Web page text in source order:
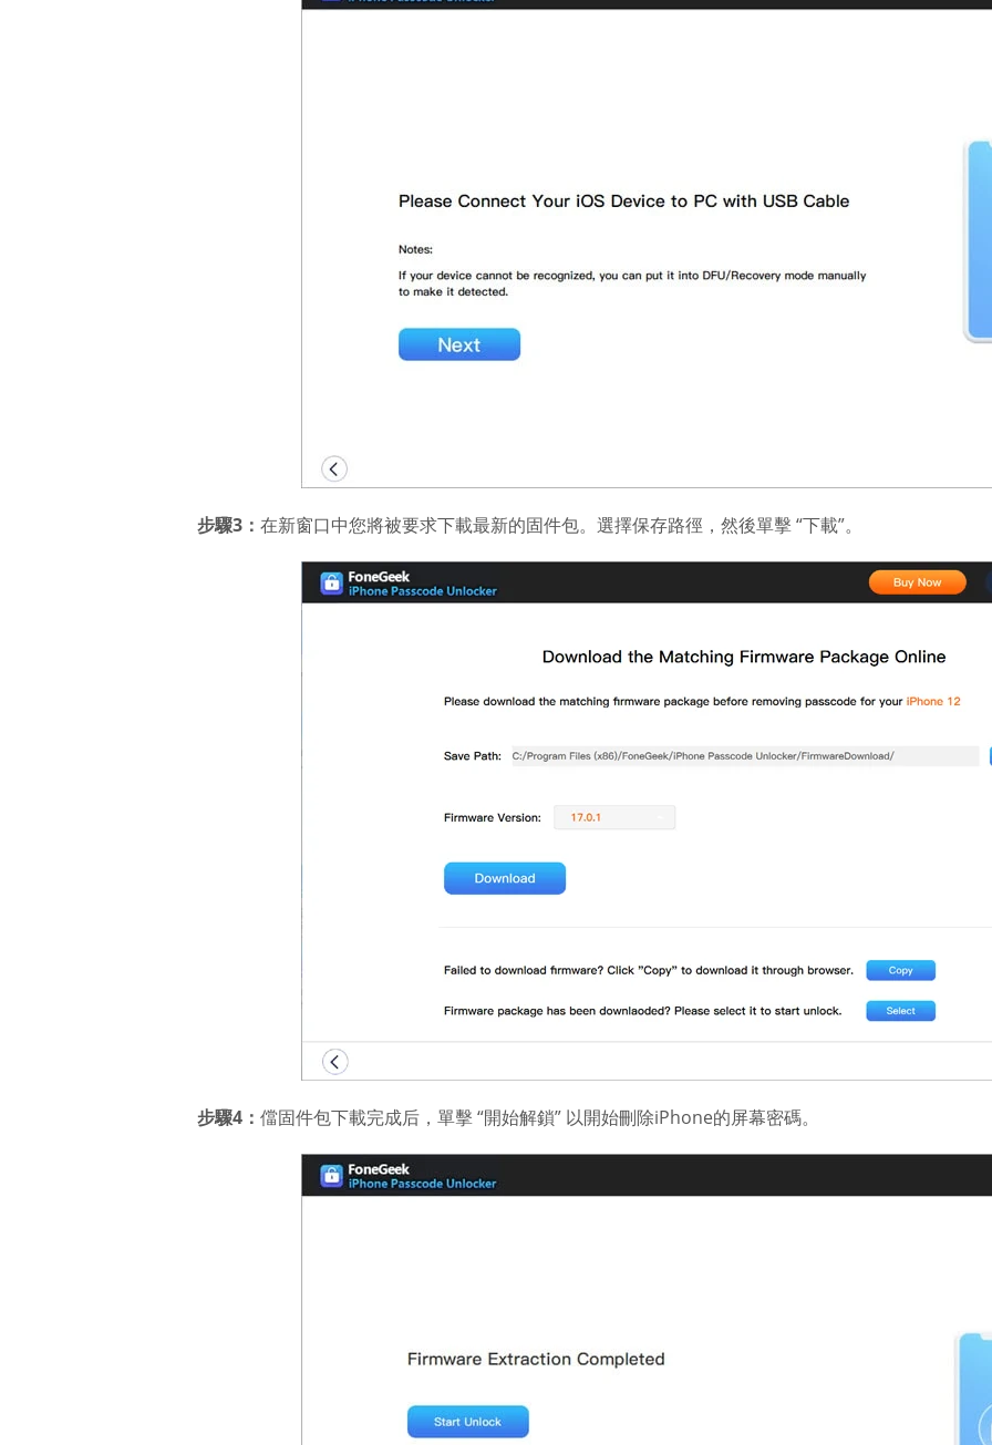
步驟3： 在新窗口中您將被要求下載最新的固件包。選擇保存路徑，然後單擊 “下載”。
步驟4： 儅固件包下載完成后，單擊 “開始解鎖” 以開始刪除iPhone的屏幕密碼。